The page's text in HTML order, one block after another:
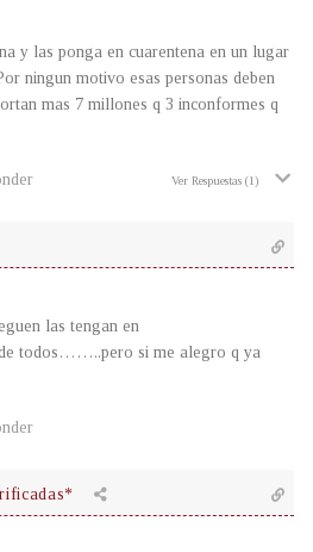
y las ponga en cuarentena en un lugar
ningun motivo esas personas deben
mas 7 millones q 3 inconformes q
Ver Respuestas (1)
las tengan en
todos……..pero si me alegro q ya